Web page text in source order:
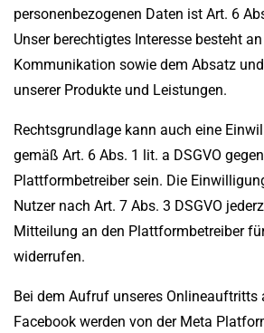
personenbezogenen Daten ist Art. 6
Unser berechtigtes Interesse besteht
Kommunikation sowie dem Absatz
unserer Produkte und Leistungen.
Rechtsgrundlage kann auch eine
gemäß Art. 6 Abs. 1 lit. a DSGVO
Plattformbetreiber sein. Die
Nutzer nach Art. 7 Abs. 3 DSGVO
Mitteilung an den Plattformbetreiber
widerrufen.
Bei dem Aufruf unseres
Facebook werden von der Meta